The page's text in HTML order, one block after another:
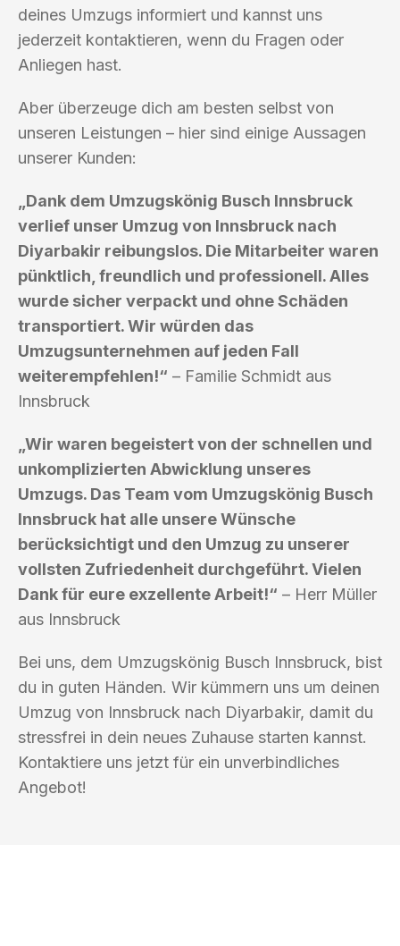
deines Umzugs informiert und kannst uns
jederzeit kontaktieren, wenn du Fragen oder
Anliegen hast.
Aber überzeuge dich am besten selbst von
unseren Leistungen – hier sind einige Aussagen
unserer Kunden:
„Dank dem Umzugskönig Busch Innsbruck
verlief unser Umzug von Innsbruck nach
Diyarbakir reibungslos. Die Mitarbeiter waren
pünktlich, freundlich und professionell. Alles
wurde sicher verpackt und ohne Schäden
transportiert. Wir würden das
Umzugsunternehmen auf jeden Fall
weiterempfehlen!“ – Familie Schmidt aus
Innsbruck
„Wir waren begeistert von der schnellen und
unkomplizierten Abwicklung unseres
Umzugs. Das Team vom Umzugskönig Busch
Innsbruck hat alle unsere Wünsche
berücksichtigt und den Umzug zu unserer
vollsten Zufriedenheit durchgeführt. Vielen
Dank für eure exzellente Arbeit!“ – Herr Müller
aus Innsbruck
Bei uns, dem Umzugskönig Busch Innsbruck, bist
du in guten Händen. Wir kümmern uns um deinen
Umzug von Innsbruck nach Diyarbakir, damit du
stressfrei in dein neues Zuhause starten kannst.
Kontaktiere uns jetzt für ein unverbindliches
Angebot!